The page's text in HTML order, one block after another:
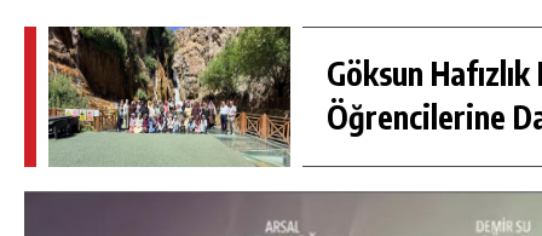
Göksun Hafızlık
Öğrencilerine